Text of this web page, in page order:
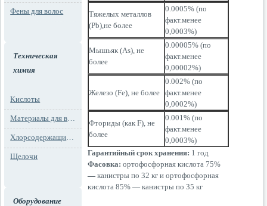
Фены для волос
Техническая
химия
Кислоты
Материалы для водоподготовки
Хлорсодержащие препараты
Щелочи
Оборудование
Тяжелых металлов
(Pb),не более
0.0005% (по
факт.менее
0,0003%)
Мышьяк (As), не
более
0.00005% (по
факт.менее
0,00002%)
Железо (Fe), не более
0.002% (по
факт.менее
0,0002%)
Фториды (как F), не
более
0.001% (по
факт.менее
0,0003%)
Гарантийный срок хранения: 1 год
Фасовка:ортофосфорная кислота 75%
— канистры по 32 кг и ортофосфорная
кислота 85% — канистры по 35 кг